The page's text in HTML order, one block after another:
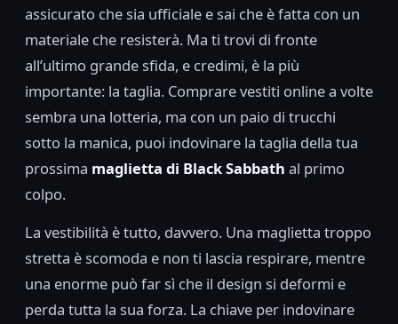
assicurato che sia ufficiale e sai che è fatta con un
materiale che resisterà. Ma ti trovi di fronte
all’ultimo grande sfida, e credimi, è la più
importante: la taglia. Comprare vestiti online a volte
sembra una lotteria, ma con un paio di trucchi
sotto la manica, puoi indovinare la taglia della tua
prossima maglietta di Black Sabbath al primo
colpo.
La vestibilità è tutto, davvero. Una maglietta troppo
stretta è scomoda e non ti lascia respirare, mentre
una enorme può far sì che il design si deformi e
perda tutta la sua forza. La chiave per indovinare